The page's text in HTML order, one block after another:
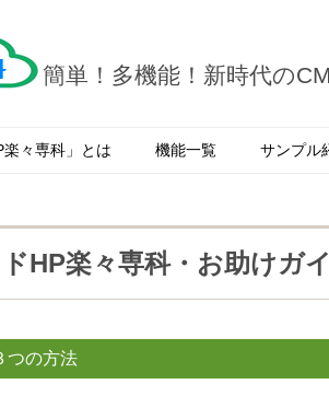
簡単！多機能！新時代の
楽々専科」とは 機能一覧 サンプル
HP楽々専科・お助けガ
つの方法